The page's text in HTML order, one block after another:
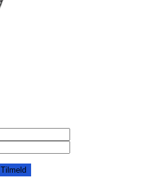
Tilmeld